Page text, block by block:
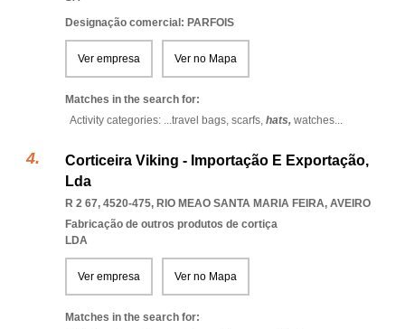
Designação comercial: PARFOIS
Ver empresa Ver no Mapa
Matches in the search for:
Activity categories: ...travel bags, scarfs, hats, watches...
Corticeira Viking - Importação E Exportação,
Lda
R 2 67, 4520-475, RIO MEAO SANTA MARIA FEIRA, AVEIRO
Fabricação de outros produtos de cortiça
LDA
Ver empresa Ver no Mapa
Matches in the search for: